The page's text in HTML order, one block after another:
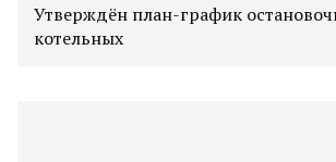
Утверждён план-график
котельных